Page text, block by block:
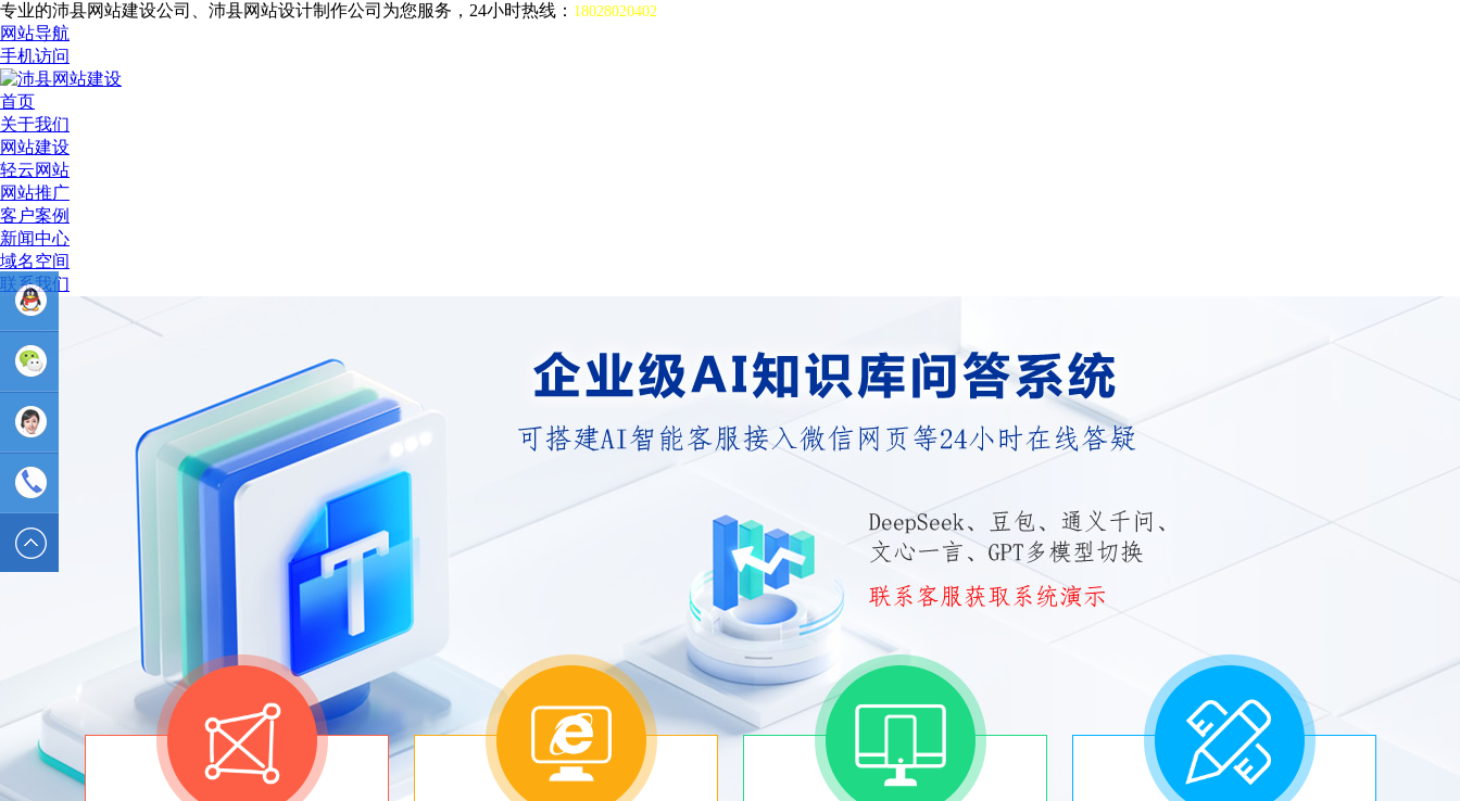
专业的沛县网站建设公司、沛县网站设计制作公司为您服务，24小时热线： 18028020402
网站导航
手机访问
首页
关于我们
网站建设
轻云网站
网站推广
客户案例
新闻中心
域名空间
联系我们
业务
QQ：
81233044
售后Q :
2589562336
电话 :